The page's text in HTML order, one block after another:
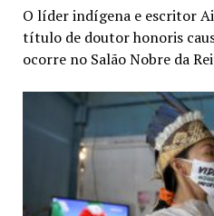
O líder indígena e escritor
título de doutor honoris
ocorre no Salão Nobre da